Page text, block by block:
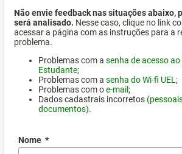
Não envie feedback nas situações abaixo,
será analisado. Nesse caso, clique no link
acessar a página com as instruções para a
problema.
Problemas com a senha de acesso
Estudante;
Problemas com a senha do Wi-fi UEL ;
Problemas com oe-mail;
Dados cadastrais incorretos
documentos).
Nome *